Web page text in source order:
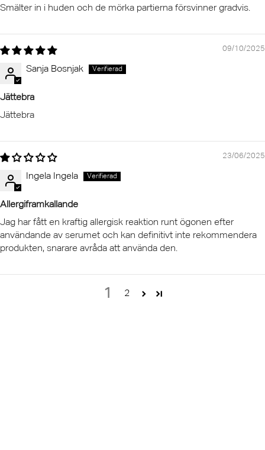
Smälter in i huden och de mörka partierna försvinner gradvis.
09/10/2025
Sanja Bosnjak
Jättebra
Jättebra
23/06/2025
Ingela Ingela
Allergiframkallande
Jag har fått en kraftig allergisk reaktion runt ögonen efter
användande av serumet och kan definitivt inte rekommendera
produkten, snarare avråda att använda den.
1 2